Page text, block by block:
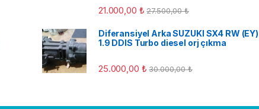
21.000,00 ₺ 27.500,00₺
Diferansiyel Arka SUZUKI SX4 RW (EY)
1.9 DDIS Turbo diesel orj çıkma
25.000,00 ₺ 30.000,00₺